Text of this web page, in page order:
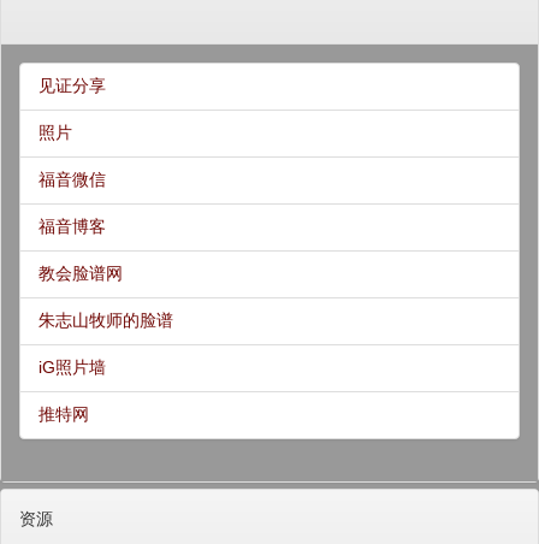
见证分享
照片
福音微信
福音博客
教会脸谱网
朱志山牧师的脸谱
iG照片墙
推特网
资源